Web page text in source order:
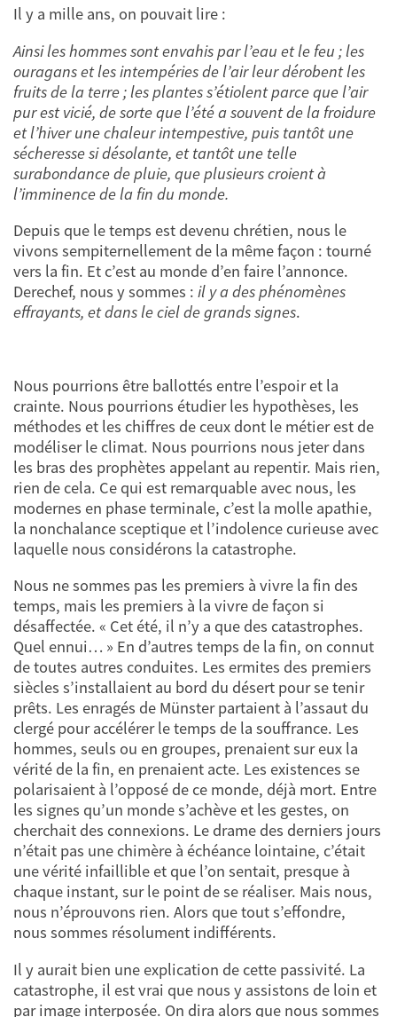
Il y a mille ans, on pouvait lire :
Ainsi les hommes sont envahis par l’eau et le feu ; les
ouragans et les intempéries de l’air leur dérobent les
fruits de la terre ; les plantes s’étiolent parce que l’air
pur est vicié, de sorte que l’été a souvent de la froidure
et l’hiver une chaleur intempestive, puis tantôt une
sécheresse si désolante, et tantôt une telle
surabondance de pluie, que plusieurs croient à
l’imminence de la fin du monde.
Depuis que le temps est devenu chrétien, nous le
vivons sempiternellement de la même façon : tourné
vers la fin. Et c’est au monde d’en faire l’annonce.
Derechef, nous y sommes : il y a des phénomènes
effrayants, et dans le ciel de grands signes.
Nous pourrions être ballottés entre l’espoir et la
crainte. Nous pourrions étudier les hypothèses, les
méthodes et les chiffres de ceux dont le métier est de
modéliser le climat. Nous pourrions nous jeter dans
les bras des prophètes appelant au repentir. Mais rien,
rien de cela. Ce qui est remarquable avec nous, les
modernes en phase terminale, c’est la molle apathie,
la nonchalance sceptique et l’indolence curieuse avec
laquelle nous considérons la catastrophe.
Nous ne sommes pas les premiers à vivre la fin des
temps, mais les premiers à la vivre de façon si
désaffectée. « Cet été, il n’y a que des catastrophes.
Quel ennui… » En d’autres temps de la fin, on connut
de toutes autres conduites. Les ermites des premiers
siècles s’installaient au bord du désert pour se tenir
prêts. Les enragés de Münster partaient à l’assaut du
clergé pour accélérer le temps de la souffrance. Les
hommes, seuls ou en groupes, prenaient sur eux la
vérité de la fin, en prenaient acte. Les existences se
polarisaient à l’opposé de ce monde, déjà mort. Entre
les signes qu’un monde s’achève et les gestes, on
cherchait des connexions. Le drame des derniers jours
n’était pas une chimère à échéance lointaine, c’était
une vérité infaillible et que l’on sentait, presque à
chaque instant, sur le point de se réaliser. Mais nous,
nous n’éprouvons rien. Alors que tout s’effondre,
nous sommes résolument indifférents.
Il y aurait bien une explication de cette passivité. La
catastrophe, il est vrai que nous y assistons de loin et
par image interposée. On dira alors que nous sommes